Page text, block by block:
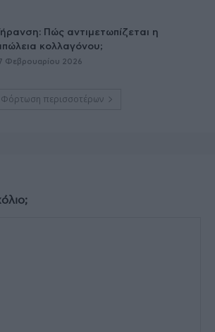
Πώς αντιμετωπίζεται η
κολλαγόνου;
Φεβρουαρίου 2026
Φόρτωση περισσοτέρων